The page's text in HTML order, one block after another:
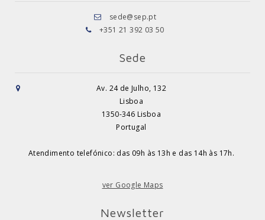
sede@sep.pt
+351 21 392 03 50
Sede
Av. 24 de Julho, 132
Lisboa
1350-346 Lisboa
Portugal
Atendimento telefónico: das 09h às 13h e das 14h às 17h.
ver Google Maps
Newsletter